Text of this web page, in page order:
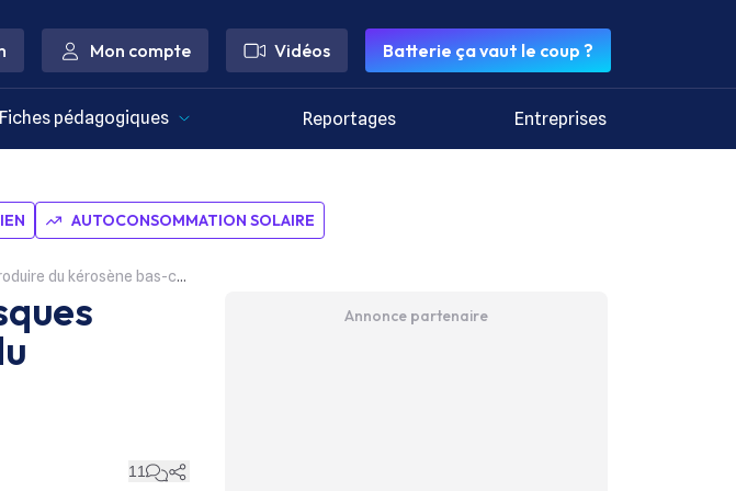
Mon compte Vidéos Batterie ça vaut le coup ?
Fiches pédagogiques Reportages Entreprises
AUTOCONSOMMATION SOLAIRE
du kérosène bas-carbone
11
Annonce partenaire